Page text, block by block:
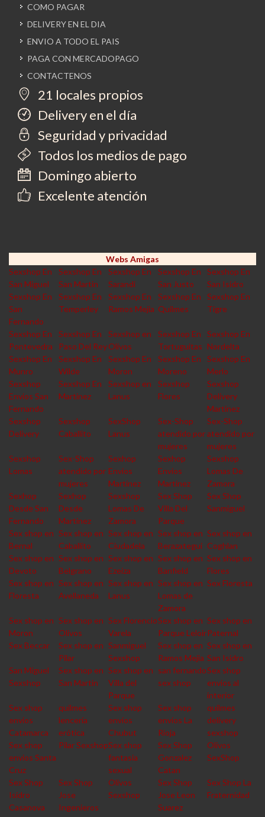
COMO PAGAR
DELIVERY EN EL DIA
ENVIO A TODO EL PAIS
PAGA CON MERCADOPAGO
CONTACTENOS
21 locales propios
Delivery en el día
Seguridad y privacidad
Todos los medios de pago
Domingo abierto
Excelente atención
Webs Amigas
Sexshop En
San Miguel
Sexshop En
San Martin
Sexshop En
Sarandi
Sexshop En
San Justo
Sexshop En
San Isidro
Sexshop En
San
Fernando
Sexshop En
Temperley
Sexshop En
Ramos Mejia
Sexshop En
Quilmes
Sexshop En
Tigre
Sexshop En
Pontevedra
Sexshop En
Paso Del Rey
Sexshop en
Olivos
Sexshop En
Tortuguitas
Sexshop En
Nordelta
Sexshop En
Munro
Sexshop En
Wilde
Sexshop En
Moron
Sexshop En
Moreno
Sexshop En
Merlo
Sexshop
Envios San
Fernando
Sexshop En
Martinez
Sexshop en
Lanus
Sexshop
Flores
Sexshop
Delivery
Martinez
Sexshop
Delivery
Sexshop
Caballito
SexShop
Lanus
Sex-Shop
atendido por
mujeres
Sex-Shop
atendido por
mujeres
Sexshop
Lomas
Sex-Shop
atendido por
mujeres
Sexhop
Envios
Martinez
Sexhop
Envios
Martinez
Sexshop
Lomas De
Zamora
Sexhop
Desde San
Fernando
Sexhop
Desde
Martinez
Sexshop
Lomas De
Zamora
Sex Shop
Villa Del
Parque
Sex Shop
Sanmiguel
Sex shop en
Bernal
Sex shop en
Caballito
Sex shop en
Ciudadela
Sex shop en
Berazategui
Sex shop en
Coghlan
Sex shop en
Devoto
Sex shop en
Belgrano
Sex shop en
Ezeiza
Sex shop en
Banfield
Sex shop en
Flores
Sex shop en
Floresta
Sex shop en
Avellaneda
Sex shop en
Lanus
Sex shop en
Lomas de
Zamora
Sex Floresta
Sex shop en
Moron
Sex shop en
Olivos
Sex Florencio
Varela
Sex shop en
Parque Leloir
Sex shop en
Paternal
Sex Beccar
Sex shop en
Pilar
Sanmiguel
Sexshop
Sex shop en
Ramos Mejia
Sex shop en
San Isidro
San Miguel
Sexshop
Sex shop en
San Martin
Sex shop en
Villa del
Parque
san fernando
sex shop
Sex shop
envios al
interior
Sex shop
envios
Catamarca
quilmes
lencería
erótica
Sex shop
envios
Chubut
Sex shop
envios La
Rioja
quilmes
delivery
sexshop
Sex shop
envios Santa
Cruz
Pilar SexshopSex shop
fantasia
sexual
Sex Shop
Gonzalez
Catan
Olivos
SexShop
Sex Shop
Isidro
Casanova
Sex Shop
Jose
Ingenieros
Olivos
Sexshop
Sex Shop
Jose Leon
Suarez
Sex Shop La
Fraternidad